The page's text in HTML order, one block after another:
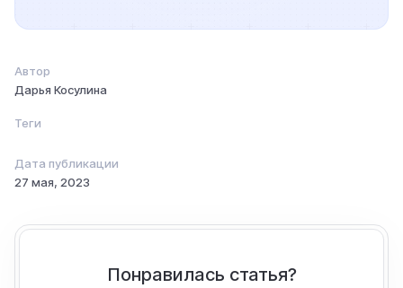
Автор
Дарья Косулина
Теги
Дата публикации
27 мая, 2023
Понравилась статья?